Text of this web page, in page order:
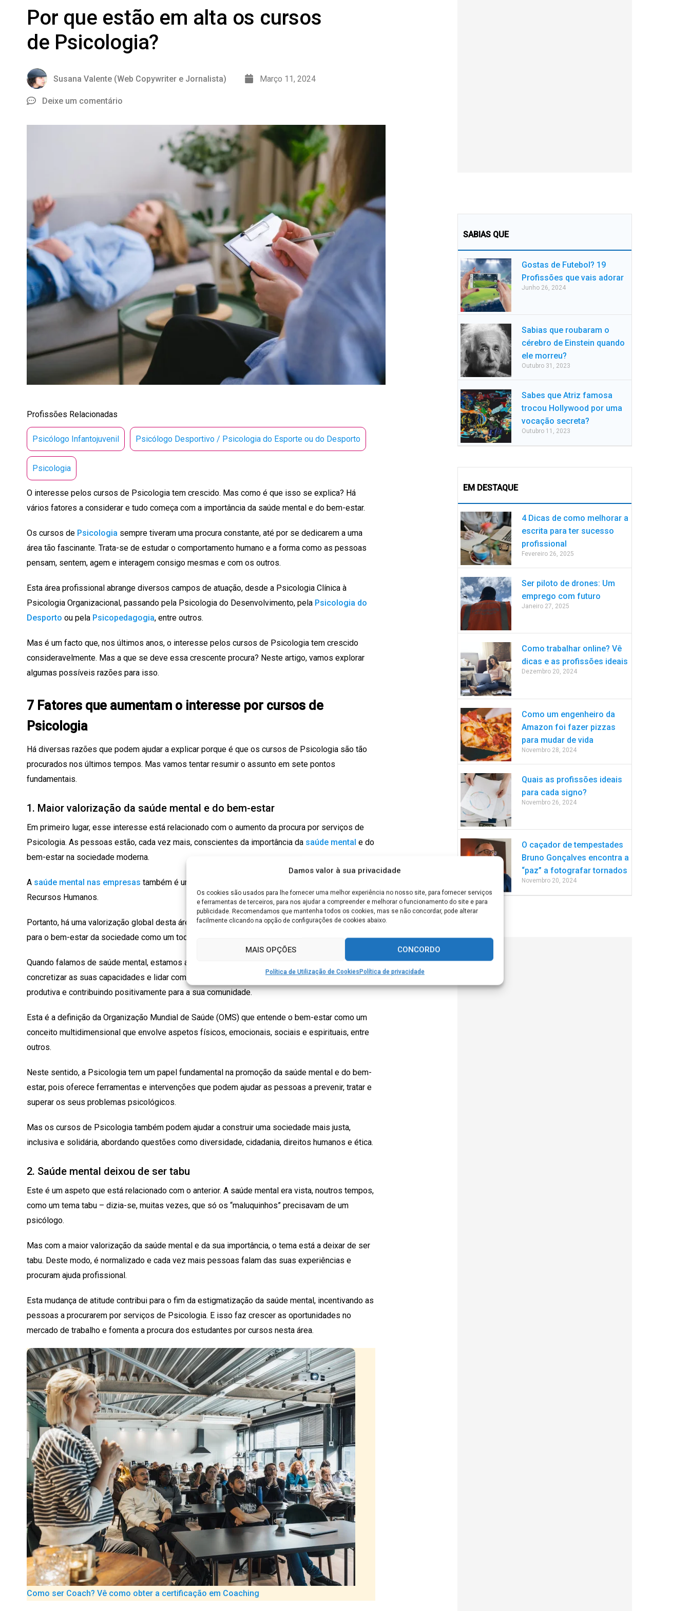
Damos valor à sua privacidade
Os cookies são usados para lhe fornecer uma melhor experiência no nosso site, para fornecer serviços
e ferramentas de terceiros, para nos ajudar a compreender e melhorar o funcionamento do site e para
publicidade. Recomendamos que mantenha todos os cookies, mas se não concordar, pode alterar
facilmente clicando na opção de configurações de cookies abaixo.
CONCORDO
MAIS OPÇÕES
Política de Utilização de CookiesPolítica de privacidade
Por que estão em alta os cursos
de Psicologia?
Susana Valente (Web Copywriter e Jornalista) Março 11, 2024
Deixe um comentário
Profissões Relacionadas
Psicólogo Infantojuvenil Psicólogo Desportivo / Psicologia do Esporte ou do Desporto
Psicologia
O interesse pelos cursos de Psicologia tem crescido. Mas como é que isso se explica? Há
vários fatores a considerar e tudo começa com a importância da saúde mental e do bem-estar.
Os cursos de Psicologia sempre tiveram uma procura constante, até por se dedicarem a uma
área tão fascinante. Trata-se de estudar o comportamento humano e a forma como as pessoas
pensam, sentem, agem e interagem consigo mesmas e com os outros.
Esta área profissional abrange diversos campos de atuação, desde a Psicologia Clínica à
Psicologia Organizacional, passando pela Psicologia do Desenvolvimento, pela Psicologia do
Desporto ou pela Psicopedagogia, entre outros.
Mas é um facto que, nos últimos anos, o interesse pelos cursos de Psicologia tem crescido
consideravelmente. Mas a que se deve essa crescente procura? Neste artigo, vamos explorar
algumas possíveis razões para isso.
7 Fatores que aumentam o interesse por cursos de
Psicologia
Há diversas razões que podem ajudar a explicar porque é que os cursos de Psicologia são tão
procurados nos últimos tempos. Mas vamos tentar resumir o assunto em sete pontos
fundamentais.
1. Maior valorização da saúde mental e do bem-estar
Em primeiro lugar, esse interesse está relacionado com o aumento da procura por serviços de
Psicologia. As pessoas estão, cada vez mais, conscientes da importância da saúde mental e do
bem-estar na sociedade moderna.
A saúde mental nas empresas também é um aspeto que ganha relevo nas políticas dos
Recursos Humanos.
Portanto, há uma valorização global desta área e dos benefícios que a Psicologia pode trazer
para o bem-estar da sociedade como um todo, e de cada indivíduo isoladamente.
Quando falamos de saúde mental, estamos a referir um estado em que a pessoa consegue
concretizar as suas capacidades e lidar com o stress normal do dia a dia, trabalhando de forma
produtiva e contribuindo positivamente para a sua comunidade.
Esta é a definição da Organização Mundial de Saúde (OMS) que entende o bem-estar como um
conceito multidimensional que envolve aspetos físicos, emocionais, sociais e espirituais, entre
outros.
Neste sentido, a Psicologia tem um papel fundamental na promoção da saúde mental e do bem-
estar, pois oferece ferramentas e intervenções que podem ajudar as pessoas a prevenir, tratar e
superar os seus problemas psicológicos.
Mas os cursos de Psicologia também podem ajudar a construir uma sociedade mais justa,
inclusiva e solidária, abordando questões como diversidade, cidadania, direitos humanos e ética.
2. Saúde mental deixou de ser tabu
Este é um aspeto que está relacionado com o anterior. A saúde mental era vista, noutros tempos,
como um tema tabu – dizia-se, muitas vezes, que só os “maluquinhos” precisavam de um
psicólogo.
Mas com a maior valorização da saúde mental e da sua importância, o tema está a deixar de ser
tabu. Deste modo, é normalizado e cada vez mais pessoas falam das suas experiências e
procuram ajuda profissional.
Esta mudança de atitude contribui para o fim da estigmatização da saúde mental, incentivando as
pessoas a procurarem por serviços de Psicologia. E isso faz crescer as oportunidades no
mercado de trabalho e fomenta a procura dos estudantes por cursos nesta área.
Como ser Coach? Vê como obter a certificação em Coaching
SABIAS QUE
Gostas de Futebol? 19
Profissões que vais adorar
Junho 26, 2024
Sabias que roubaram o
cérebro de Einstein quando
ele morreu?
Outubro 31, 2023
Sabes que Atriz famosa
trocou Hollywood por uma
vocação secreta?
Outubro 11, 2023
EM DESTAQUE
4 Dicas de como melhorar a
escrita para ter sucesso
profissional
Fevereiro 26, 2025
Ser piloto de drones: Um
emprego com futuro
Janeiro 27, 2025
Como trabalhar online? Vê
dicas e as profissões ideais
Dezembro 20, 2024
Como um engenheiro da
Amazon foi fazer pizzas
para mudar de vida
Novembro 28, 2024
Quais as profissões ideais
para cada signo?
Novembro 26, 2024
O caçador de tempestades
Bruno Gonçalves encontra a
“paz” a fotografar tornados
Novembro 20, 2024